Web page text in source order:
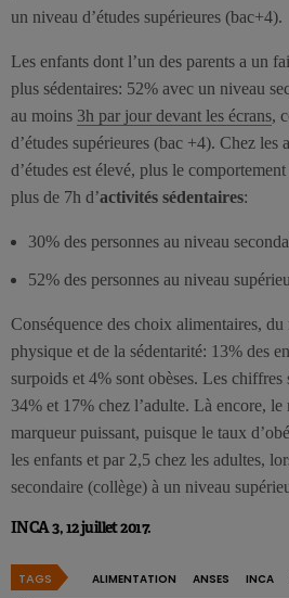
un niveau d’études supérieures (bac+4).
Les enfants dont l’un des parents a un
plus sédentaires: 52% avec un niveau
au moins 3h par jour devant les écrans,
d’études supérieures (bac +4). Chez les
d’études est élevé, plus le
plus de 7h d’activités sédentaires:
30% des personnes au niveau
52% des personnes au niveau
Conséquence des choix alimentaires, du
physique et de la sédentarité: 13% des
surpoids et 4% sont obèses. Les chiffres
34% et 17% chez l’adulte. Là encore, le
marqueur puissant, puisque le taux
les enfants et par 2,5 chez les adultes,
secondaire (collège) à un niveau
INCA 3, 12 juillet 2017.
TAGS ALIMENTATION ANSES INCA